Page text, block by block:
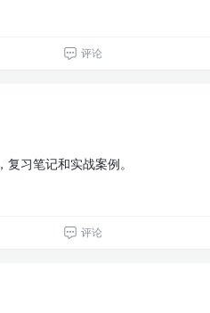
评论
复习笔记和实战案例。
评论